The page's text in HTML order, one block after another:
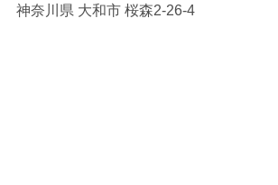
神奈川県 大和市 桜森2-26-4